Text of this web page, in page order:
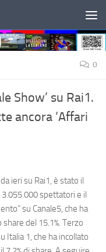
0
Show’ su Rai1.
ancora ‘Affari
ieri su Rai1, è stato il
spettatori e il
su Canale5, che ha
del 15.1%. Terzo
Italia 1, che ha incollato